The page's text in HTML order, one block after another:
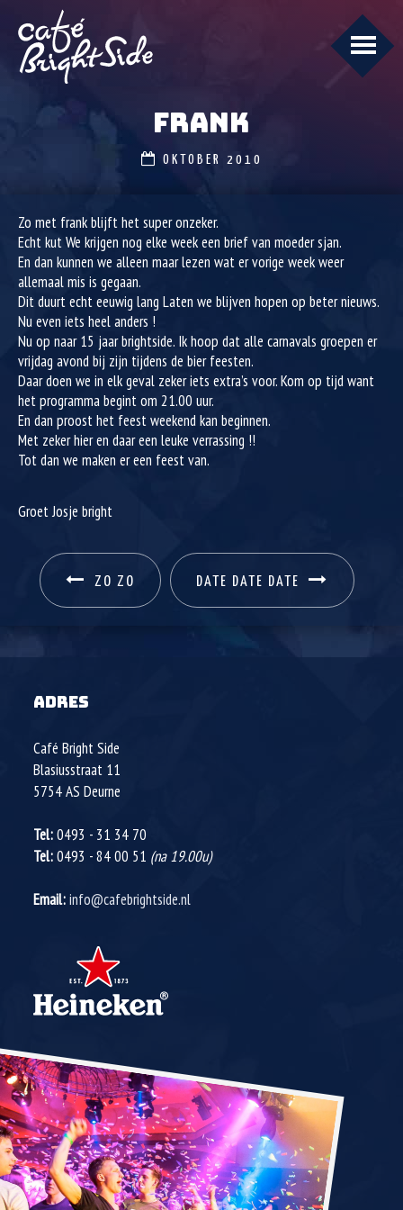
FRANK
OKTOBER 2010
Zo met frank blijft het super onzeker.
Echt kut We krijgen nog elke week een brief van moeder sjan.
En dan kunnen we alleen maar lezen wat er vorige week weer
allemaal mis is gegaan.
Dit duurt echt eeuwig lang Laten we blijven hopen op beter nieuws.
Nu even iets heel anders !
Nu op naar 15 jaar brightside. Ik hoop dat alle carnavals groepen er
vrijdag avond bij zijn tijdens de bier feesten.
Daar doen we in elk geval zeker iets extra’s voor. Kom op tijd want
het programma begint om 21.00 uur.
En dan proost het feest weekend kan beginnen.
Met zeker hier en daar een leuke verrassing !!
Tot dan we maken er een feest van.
Groet Josje bright
ZO ZO DATE DATE DATE
ADRES
Café Bright Side
Blasiusstraat 11
5754 ASDeurne
Tel:0493 - 31 34 70
Tel:0493 - 84 00 51 (na 19.00u)
Email:info@cafebrightside.nl